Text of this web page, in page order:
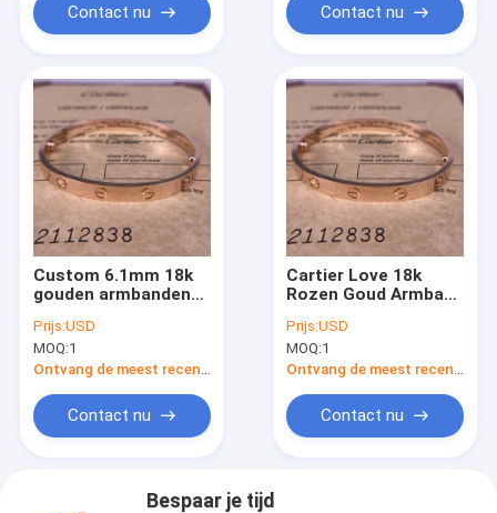
Contact nu Contact nu
Custom 6.1mm 18k
gouden armbanden
18k rozen gouden
armband
Prijs:USD
MOQ:1
Ontvang de meest recente Prijs
Contact nu
Cartier Love 18k
Rozen Goud Armband
Prijs:USD
MOQ:1
Ontvang de meest recente Prijs
Contact nu
Bespaar je tijd